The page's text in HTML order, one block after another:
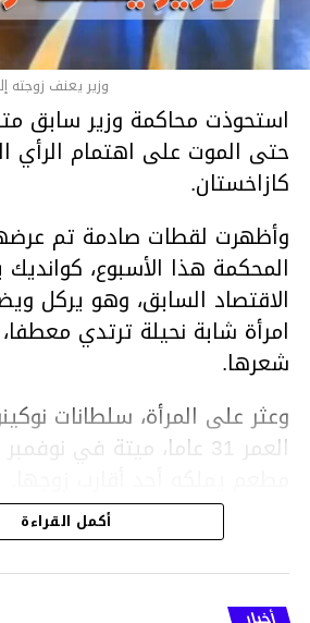
وزير يعنف زوجته
استحوذت محاكمة وزير سابق
حتى الموت على اهتمام الرأي
كازاخستان.
وأظهرت لقطات صادمة تم
المحكمة هذا الأسبوع، كوانديك
الاقتصاد السابق، وهو يركل
امرأة شابة نحيلة ترتدي
شعرها.
وعثر على المرأة، سلطانات
العمر 31 عاما، ميتة في
ووفقا لتقرير الطبيب الشرعي،
متأثرة بصدمة في الدماغ،
أنفها مكسورة وكانت هناك
أكمل القراءة